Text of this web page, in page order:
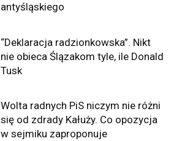
antyśląskiego
“Deklaracja radzionkowska”. Nikt
nie obieca Ślązakom tyle, ile Donald
Tusk
Wolta radnych PiS niczym nie różni
się od zdrady Kałuży. Co opozycja
w sejmiku zaproponuje